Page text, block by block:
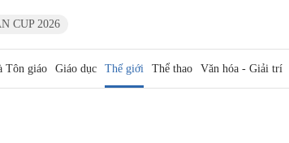
CUP 2026
Tôn giáo Giáo dục Thế giới Thể thao Văn hóa - Giải trí